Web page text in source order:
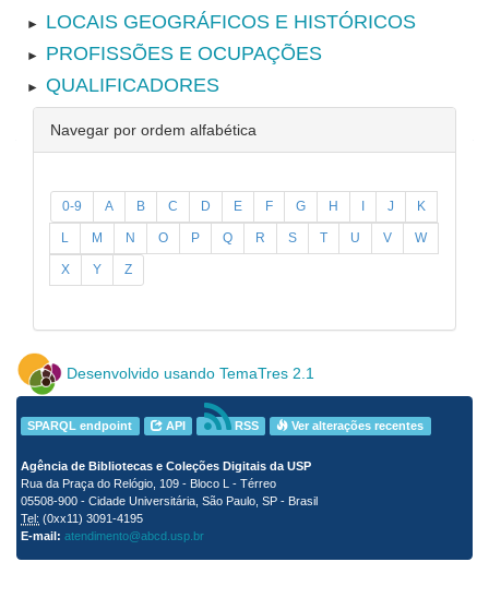
► LOCAIS GEOGRÁFICOS E HISTÓRICOS
► PROFISSÕES E OCUPAÇÕES
► QUALIFICADORES
Navegar por ordem alfabética
0-9 A B C D E F G H I J K
L M N O P Q R S T U V W
X Y Z
Desenvolvido usando TemaTres 2.1
SPARQL endpoint API RSS Ver alterações recentes
Agência de Bibliotecas e Coleções Digitais da USP
Rua da Praça do Relógio, 109 - Bloco L - Térreo
05508-900 - Cidade Universitária, São Paulo, SP - Brasil
Tel: (0xx11) 3091-4195
E-mail: atendimento@abcd.usp.br